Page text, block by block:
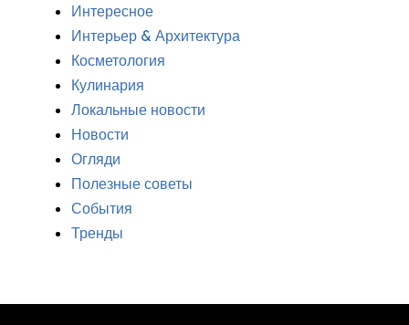
Интересное
Интерьер & Архитектура
Косметология
Кулинария
Локальные новости
Новости
Огляди
Полезные советы
События
Тренды